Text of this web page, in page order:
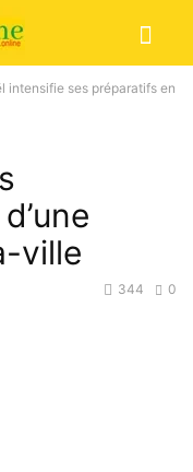
intensifie ses préparatifs en
ville
0
344